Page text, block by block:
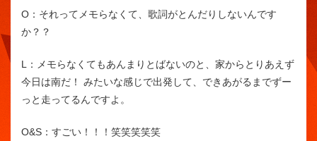
O： それってメモらなくて、歌詞がとんだりしないんです
か？？
L：
メモらなくてもあんまりとばないのと、家からとりあえず
今日は南だ！ みたいな感じで出発して、できあがるまでずー
っと走ってるんですよ。
O&S： すごい！！！笑笑笑笑笑